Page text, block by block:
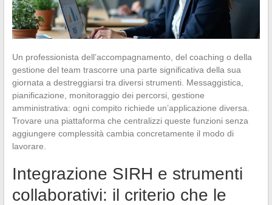
Un professionista dell’accompagnamento, del coaching o della
gestione del team trascorre una parte significativa della sua
giornata a destreggiarsi tra diversi strumenti. Messaggistica,
pianificazione, monitoraggio dei percorsi, gestione
amministrativa: ogni compito richiede un’applicazione diversa.
Trovare una piattaforma che centralizzi queste funzioni senza
aggiungere complessità cambia concretamente il modo di
lavorare.
Integrazione SIRH e strumenti
collaborativi: il criterio che le